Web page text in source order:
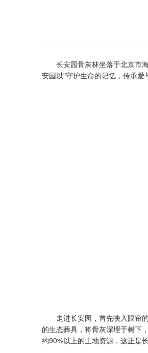
长安园骨灰林坐落于北京市
安园以"守护生命的记忆，传承爱
走进长安园，首先映入眼帘
的生态葬具，将骨灰深埋于树下
约90%以上的土地资源，这正是